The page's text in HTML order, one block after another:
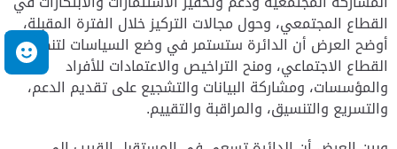
القطاع المجتمعي، وحول مجالات التركيز خلال الفترة المقبلة،
أوضح العرض أن الدائرة ستستمر في وضع السياسات لتنظيم
القطاع الاجتماعي، ومنح التراخيص والاعتمادات للأفراد
والمؤسسات، ومشاركة البيانات والتشجيع على تقديم الدعم،
والتسريع والتنسيق، والمراقبة والتقييم.